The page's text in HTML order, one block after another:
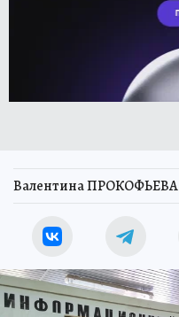
Валентина ПРОКОФЬЕВА